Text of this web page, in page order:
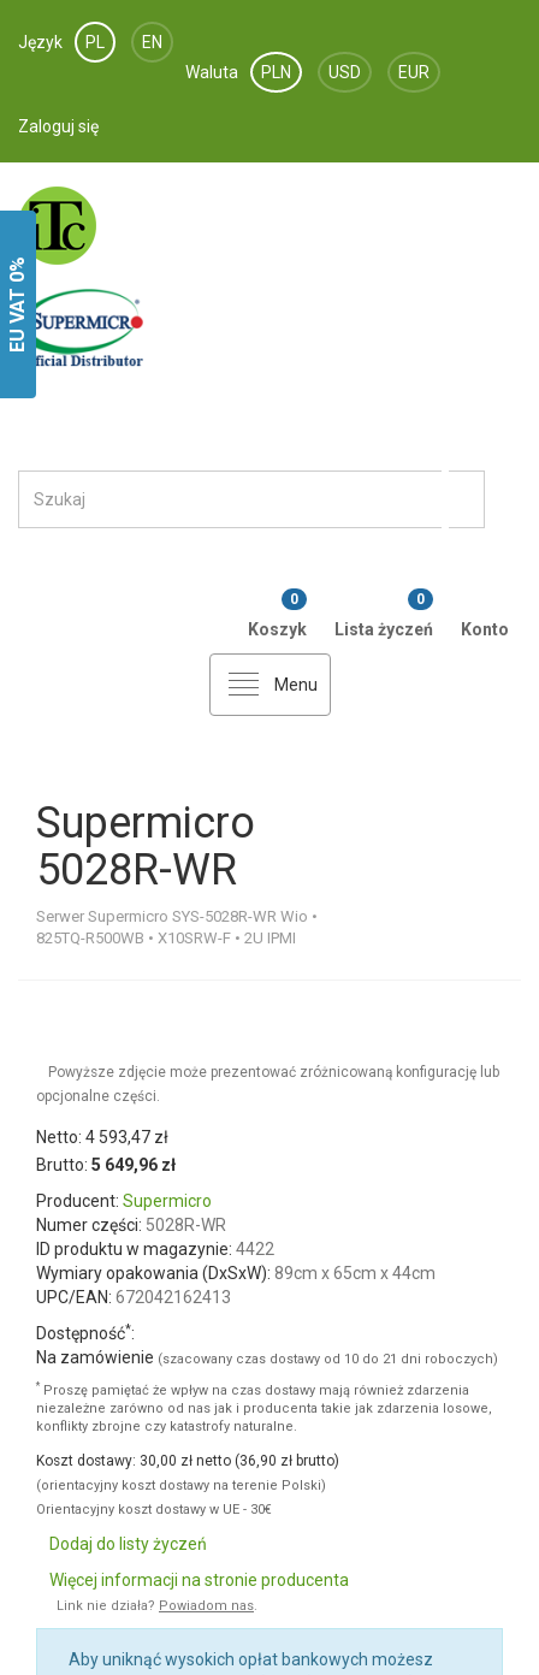
Język PL
EN
Waluta
PLN USD EUR
Zaloguj się
Koszyk
0
Lista życzeń
0
Konto
Menu
Supermicro
5028R-WR
Serwer Supermicro SYS-5028R-WR Wio •
825TQ-R500WB • X10SRW-F • 2U IPMI
Powyższe zdjęcie może prezentować zróżnicowaną konfigurację
lub opcjonalne części.
Netto: 4 593,47 zł
Brutto: 5 649,96 zł
Producent:Supermicro
Numer części:5028R-WR
ID produktu w magazynie:4422
UPC/EAN: 672042162413
Dostępność*:
Na zamówienie (szacowany czas dostawy od 10 do 21 dni roboczych)
niezależne zarówno od nas jak i producenta takie jak zdarzenia losowe,
Ta strona wykorzystuje pliki cookies. Wykorzystywane są one
w celu poprawnej działalności strony oraz w celach
statystycznych. Pozostając na stronie godzisz się na ich zapis
na urządzeniu zgodnie z jego ustawieniami. Po więcej
informacji zobacz
Pliki cookie marketingowe i analityczne
EU VAT 0%